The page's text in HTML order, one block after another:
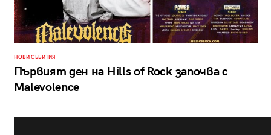
НОВИ СЪБИТИЯ
Първият ден на Hills of Rock започва с
Malevolence